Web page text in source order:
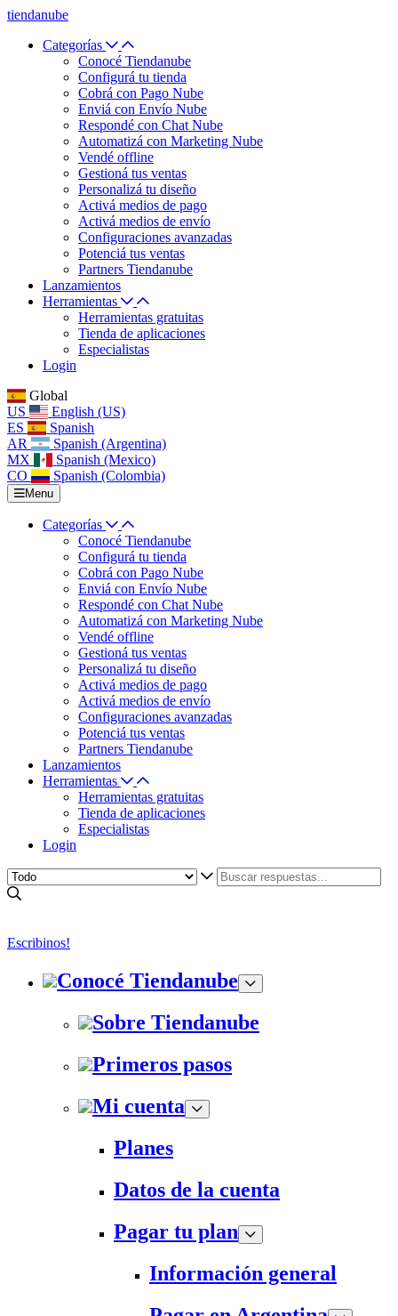
tiendanube
Categorías
Conocé Tiendanube
Configurá tu tienda
Cobrá con Pago Nube
Enviá con Envío Nube
Respondé con Chat Nube
Automatizá con Marketing Nube
Vendé offline
Gestioná tus ventas
Personalizá tu diseño
Activá medios de pago
Activá medios de envío
Configuraciones avanzadas
Potenciá tus ventas
Partners Tiendanube
Lanzamientos
Herramientas
Herramientas gratuitas
Tienda de aplicaciones
Especialistas
Login
Global
US
English (US)
ES
Spanish
AR
Spanish (Argentina)
MX
Spanish (Mexico)
CO
Spanish (Colombia)
Menu
Categorías
Conocé Tiendanube
Configurá tu tienda
Cobrá con Pago Nube
Enviá con Envío Nube
Respondé con Chat Nube
Automatizá con Marketing Nube
Vendé offline
Gestioná tus ventas
Personalizá tu diseño
Activá medios de pago
Activá medios de envío
Configuraciones avanzadas
Potenciá tus ventas
Partners Tiendanube
Lanzamientos
Herramientas
Herramientas gratuitas
Tienda de aplicaciones
Especialistas
Login
Escribinos!
Conocé Tiendanube
Sobre Tiendanube
Primeros pasos
Mi cuenta
Planes
Datos de la cuenta
Pagar tu plan
Información general